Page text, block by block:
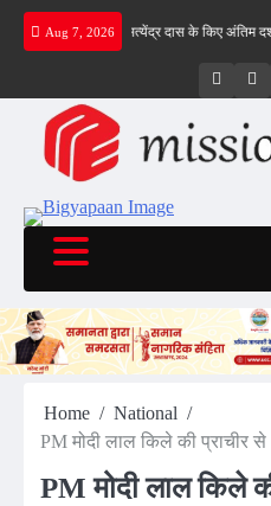
Skip
Aug 7, 2026
संतों ने आचार्य सत्येंद्र दास के किए अंतिम दर्शन,
Twitter
Home
National
PM मोदी लाल किले की प्राचीर से
PM मोदी लाल किले